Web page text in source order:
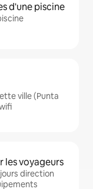
d'une piscine
ville (Punta
les voyageurs
direction